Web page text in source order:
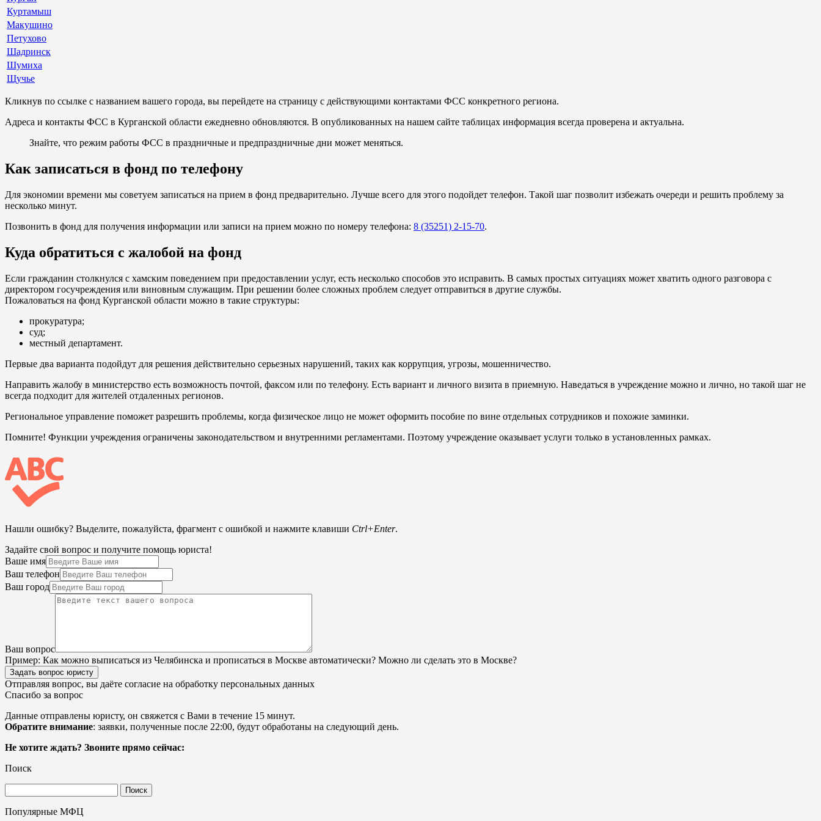
Куртамыш
Макушино
Петухово
Шадринск
Шумиха
Щучье
Кликнув по ссылке с названием вашего города, вы перейдете на страницу с действующими контактами ФСС конкретного региона.
Адреса и контакты ФСС в Курганской области ежедневно обновляются. В опубликованных на нашем сайте таблицах информация всегда проверена и актуальна.
Знайте, что режим работы ФСС в праздничные и предпраздничные дни может меняться.
Как записаться в фонд по телефону
Для экономии времени мы советуем записаться на прием в фонд предварительно. Лучше всего для этого подойдет телефон. Такой шаг позволит избежать очереди и решить проблему за
несколько минут.
Позвонить в фонд для получения информации или записи на прием можно по номеру телефона: 8 (35251) 2-15-70.
Куда обратиться с жалобой на фонд
Если гражданин столкнулся с хамским поведением при предоставлении услуг, есть несколько способов это исправить. В самых простых ситуациях может хватить одного разговора с
директором госучреждения или виновным служащим. При решении более сложных проблем следует отправиться в другие службы.
Пожаловаться на фонд Курганской области можно в такие структуры:
прокуратура;
суд;
местный департамент.
Первые два варианта подойдут для решения действительно серьезных нарушений, таких как коррупция, угрозы, мошенничество.
Направить жалобу в министерство есть возможность почтой, факсом или по телефону. Есть вариант и личного визита в приемную. Наведаться в учреждение можно и лично, но такой шаг не
всегда подходит для жителей отдаленных регионов.
Региональное управление поможет разрешить проблемы, когда физическое лицо не может оформить пособие по вине отдельных сотрудников и похожие заминки.
Помните! Функции учреждения ограничены законодательством и внутренними регламентами. Поэтому учреждение оказывает услуги только в установленных рамках.
Нашли ошибку? Выделите, пожалуйста, фрагмент с ошибкой и нажмите клавиши Ctrl+Enter.
Задайте свой вопрос и получите помощь юриста!
Ваше имя
Ваш телефон
Ваш город
Ваш вопрос
Пример: Как можно выписаться из Челябинска и прописаться в Москве автоматически? Можно ли сделать это в Москве?
Задать вопрос юристу
Отправляя вопрос, вы даёте согласие на обработку персональных данных
Спасибо за вопрос
Данные отправлены юристу, он свяжется с Вами в течение 15 минут.
Обратите внимание: заявки, полученные после 22:00, будут обработаны на следующий день.
Не хотите ждать? Звоните прямо сейчас:
Поиск
Популярные МФЦ